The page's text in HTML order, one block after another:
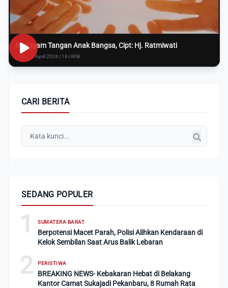
Genggam Tangan Anak Bangsa, Cipt: Hj. Ratmiwati
Rabu, 8 April 2026 | 16:i WIB
CARI BERITA
SEDANG POPULER
1 SUMATERA BARAT
Berpotensi Macet Parah, Polisi Alihkan Kendaraan di
Kelok Sembilan Saat Arus Balik Lebaran
2 PERISTIWA
BREAKING NEWS- Kebakaran Hebat di Belakang
Kantor Camat Sukajadi Pekanbaru, 8 Rumah Rata